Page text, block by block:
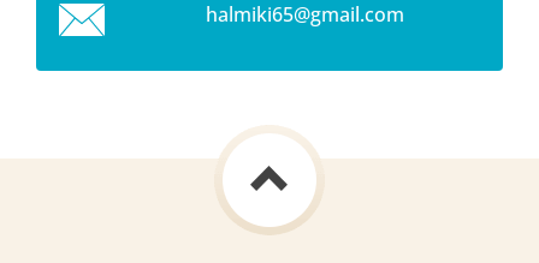
halmiki65@gmail.com